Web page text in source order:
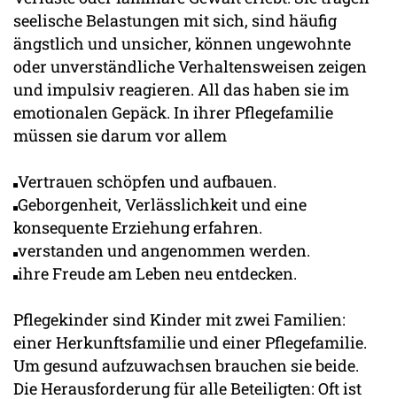
seelische Belastungen mit sich, sind häufig
ängstlich und unsicher, können ungewohnte
oder unverständliche Verhaltensweisen zeigen
und impulsiv reagieren. All das haben sie im
emotionalen Gepäck. In ihrer Pflegefamilie
müssen sie darum vor allem
Vertrauen schöpfen und aufbauen.
Geborgenheit, Verlässlichkeit und eine
konsequente Erziehung erfahren.
verstanden und angenommen werden.
ihre Freude am Leben neu entdecken.
Pflegekinder sind Kinder mit zwei Familien:
einer Herkunftsfamilie und einer Pflegefamilie.
Um gesund aufzuwachsen brauchen sie beide.
Die Herausforderung für alle Beteiligten: Oft ist